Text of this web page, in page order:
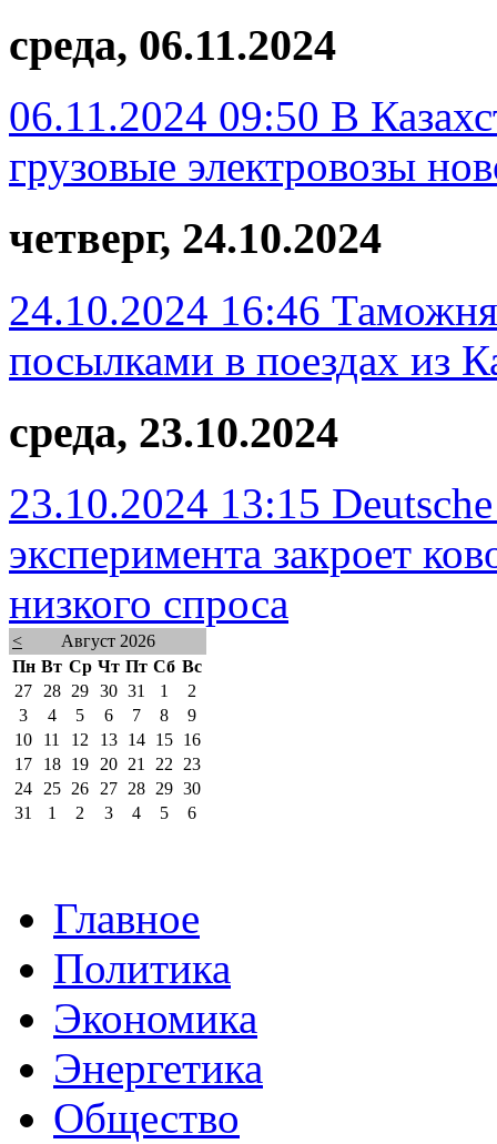
среда, 06.11.2024
06.11.2024 09:50 В
грузовые электровозы
четверг, 24.10.2024
24.10.2024 16:46 Таможня
посылками в поездах из
среда, 23.10.2024
23.10.2024 13:15
эксперимента закроет
низкого спроса
<
Август 2026
Пн Вт Ср Чт Пт Сб Вс
27
28 29 30 31 1
2
3
4 5 6 7 8
9
10
11 12 13 14 15
16
17
18 19 20 21 22
23
24
25 26 27 28 29 30
31
1 2 3 4 5 6
Главное
Политика
Экономика
Энергетика
Общество